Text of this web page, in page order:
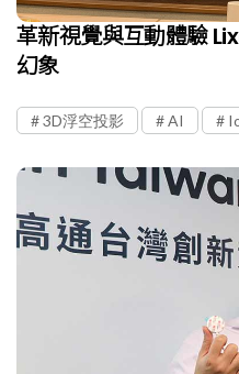
革新視覺與互動體驗
幻象
3D浮空投影 AI